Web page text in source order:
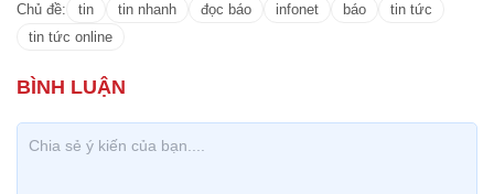
Chủ đề: tin tin nhanh đọc báo infonet báo
tin tức
tin tức online